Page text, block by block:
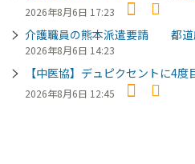
2026年8月6日 17:23
介護職員の熊本派遣要請 都道
2026年8月6日 14:23
【中医協】デュピクセントに
2026年8月6日 12:45